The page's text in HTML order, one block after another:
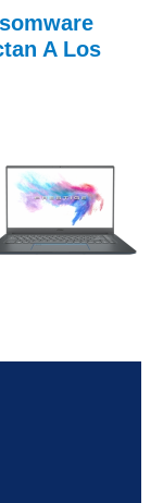
A Los